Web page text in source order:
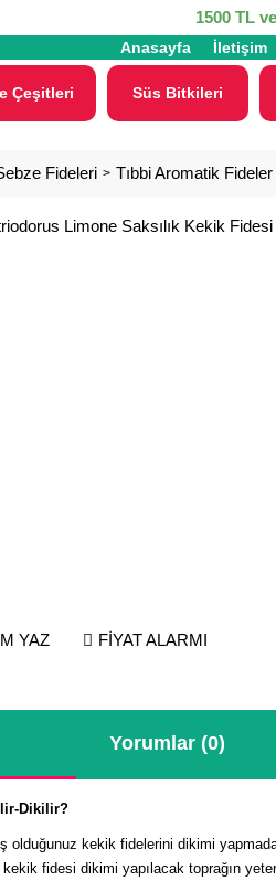
1500 TL
Anasayfa İletişim
Çeşitleri Süs Bitkileri
Fideleri Tıbbi Aromatik Fideler
YAZ FİYAT ALARMI
Yorumlar (0)
Dikilir?
olduğunuz kekik fidelerini dikimi
fidesi dikimi yapılacak toprağın